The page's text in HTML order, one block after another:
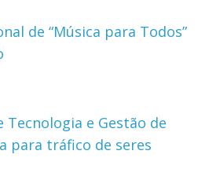
de “Música para Todos”
Tecnologia e Gestão de
para tráfico de seres